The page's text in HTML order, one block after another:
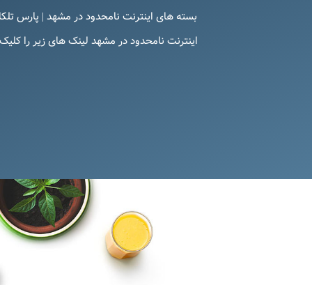
بسته های اینترنت نامحدود در مشهد | پارس
اینترنت نامحدود در مشهد لینک های زیر را